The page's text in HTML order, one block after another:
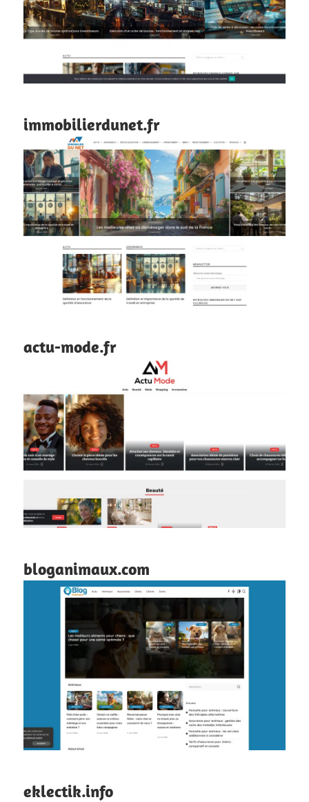
immobilierdunet.fr
actu-mode.fr
bloganimaux.com
eklectik.info